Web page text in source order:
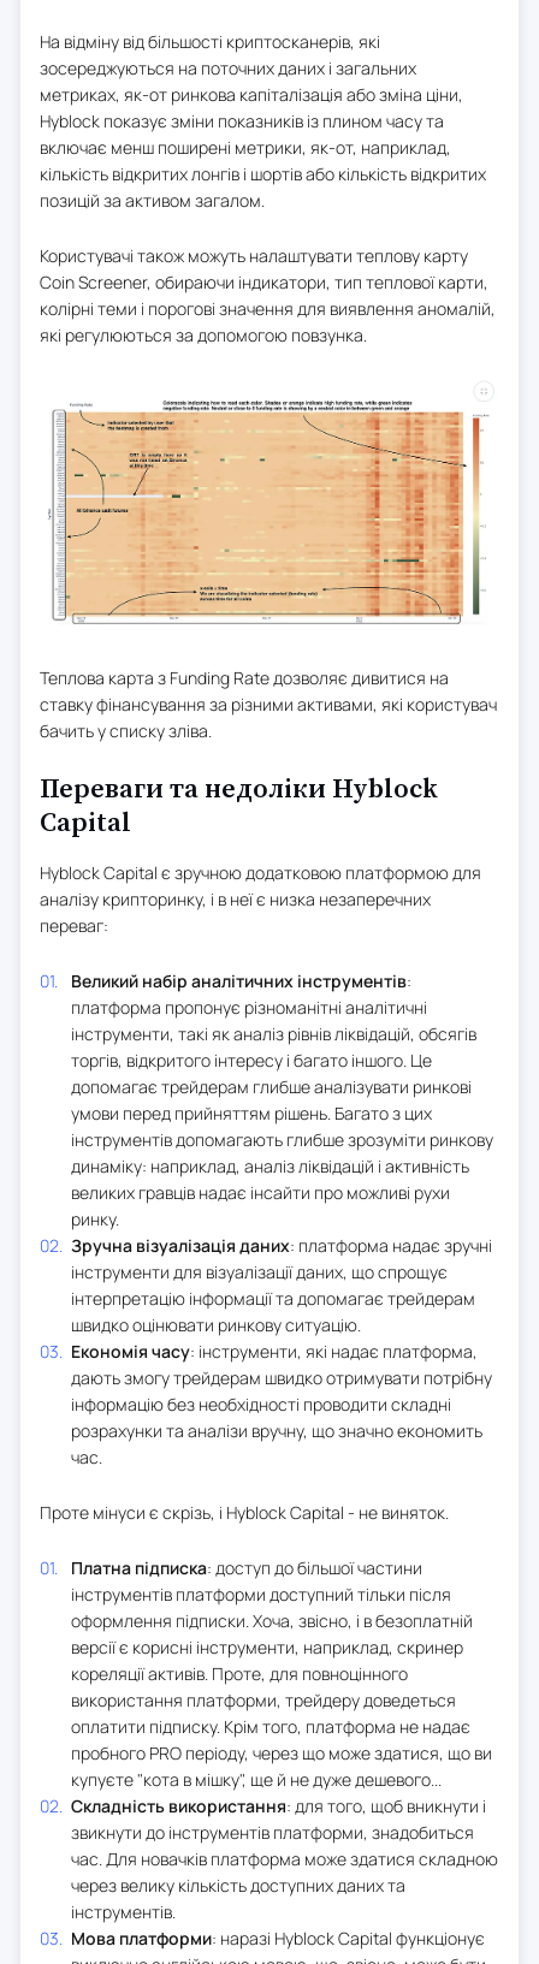
На відміну від більшості криптосканерів, які
зосереджуються на поточних даних і загальних
метриках, як-от ринкова капіталізація або зміна ціни,
Hyblock показує зміни показників із плином часу та
включає менш поширені метрики, як-от, наприклад,
кількість відкритих лонгів і шортів або кількість відкритих
позицій за активом загалом.
Користувачі також можуть налаштувати теплову карту
Coin Screener, обираючи індикатори, тип теплової карти,
колірні теми і порогові значення для виявлення аномалій,
які регулюються за допомогою повзунка.
Теплова карта з Funding Rate дозволяє дивитися на
ставку фінансування за різними активами, які користувач
бачить у списку зліва.
Переваги та недоліки Hyblock
Capital
Hyblock Capital є зручною додатковою платформою для
аналізу крипторинку, і в неї є низка незаперечних
переваг:
Великий набір аналітичних інструментів:
платформа пропонує різноманітні аналітичні
інструменти, такі як аналіз рівнів ліквідацій, обсягів
торгів, відкритого інтересу і багато іншого. Це
допомагає трейдерам глибше аналізувати ринкові
умови перед прийняттям рішень. Багато з цих
інструментів допомагають глибше зрозуміти ринкову
динаміку: наприклад, аналіз ліквідацій і активність
великих гравців надає інсайти про можливі рухи
ринку.
Зручна візуалізація даних: платформа надає зручні
інструменти для візуалізації даних, що спрощує
інтерпретацію інформації та допомагає трейдерам
швидко оцінювати ринкову ситуацію.
Економія часу: інструменти, які надає платформа,
дають змогу трейдерам швидко отримувати потрібну
інформацію без необхідності проводити складні
розрахунки та аналізи вручну, що значно економить
час.
Проте мінуси є скрізь, і Hyblock Capital - не виняток.
Платна підписка: доступ до більшої частини
інструментів платформи доступний тільки після
оформлення підписки. Хоча, звісно, і в безоплатній
версії є корисні інструменти, наприклад, скринер
кореляції активів. Проте, для повноцінного
використання платформи, трейдеру доведеться
оплатити підписку. Крім того, платформа не надає
пробного PRO періоду, через що може здатися, що ви
купуєте "кота в мішку", ще й не дуже дешевого...
Складність використання: для того, щоб вникнути і
звикнути до інструментів платформи, знадобиться
час. Для новачків платформа може здатися складною
через велику кількість доступних даних та
інструментів.
Мова платформи: наразі Hyblock Capital функціонує